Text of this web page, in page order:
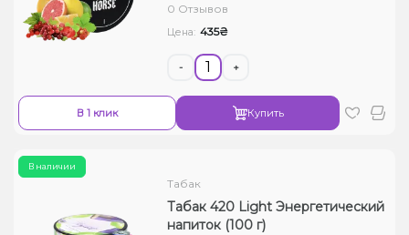
0 Отзывов
Цена: 435₴
- +
В 1 клик Купить
В наличии
Табак
Табак 420 Light Энергетический
напиток (100 г)